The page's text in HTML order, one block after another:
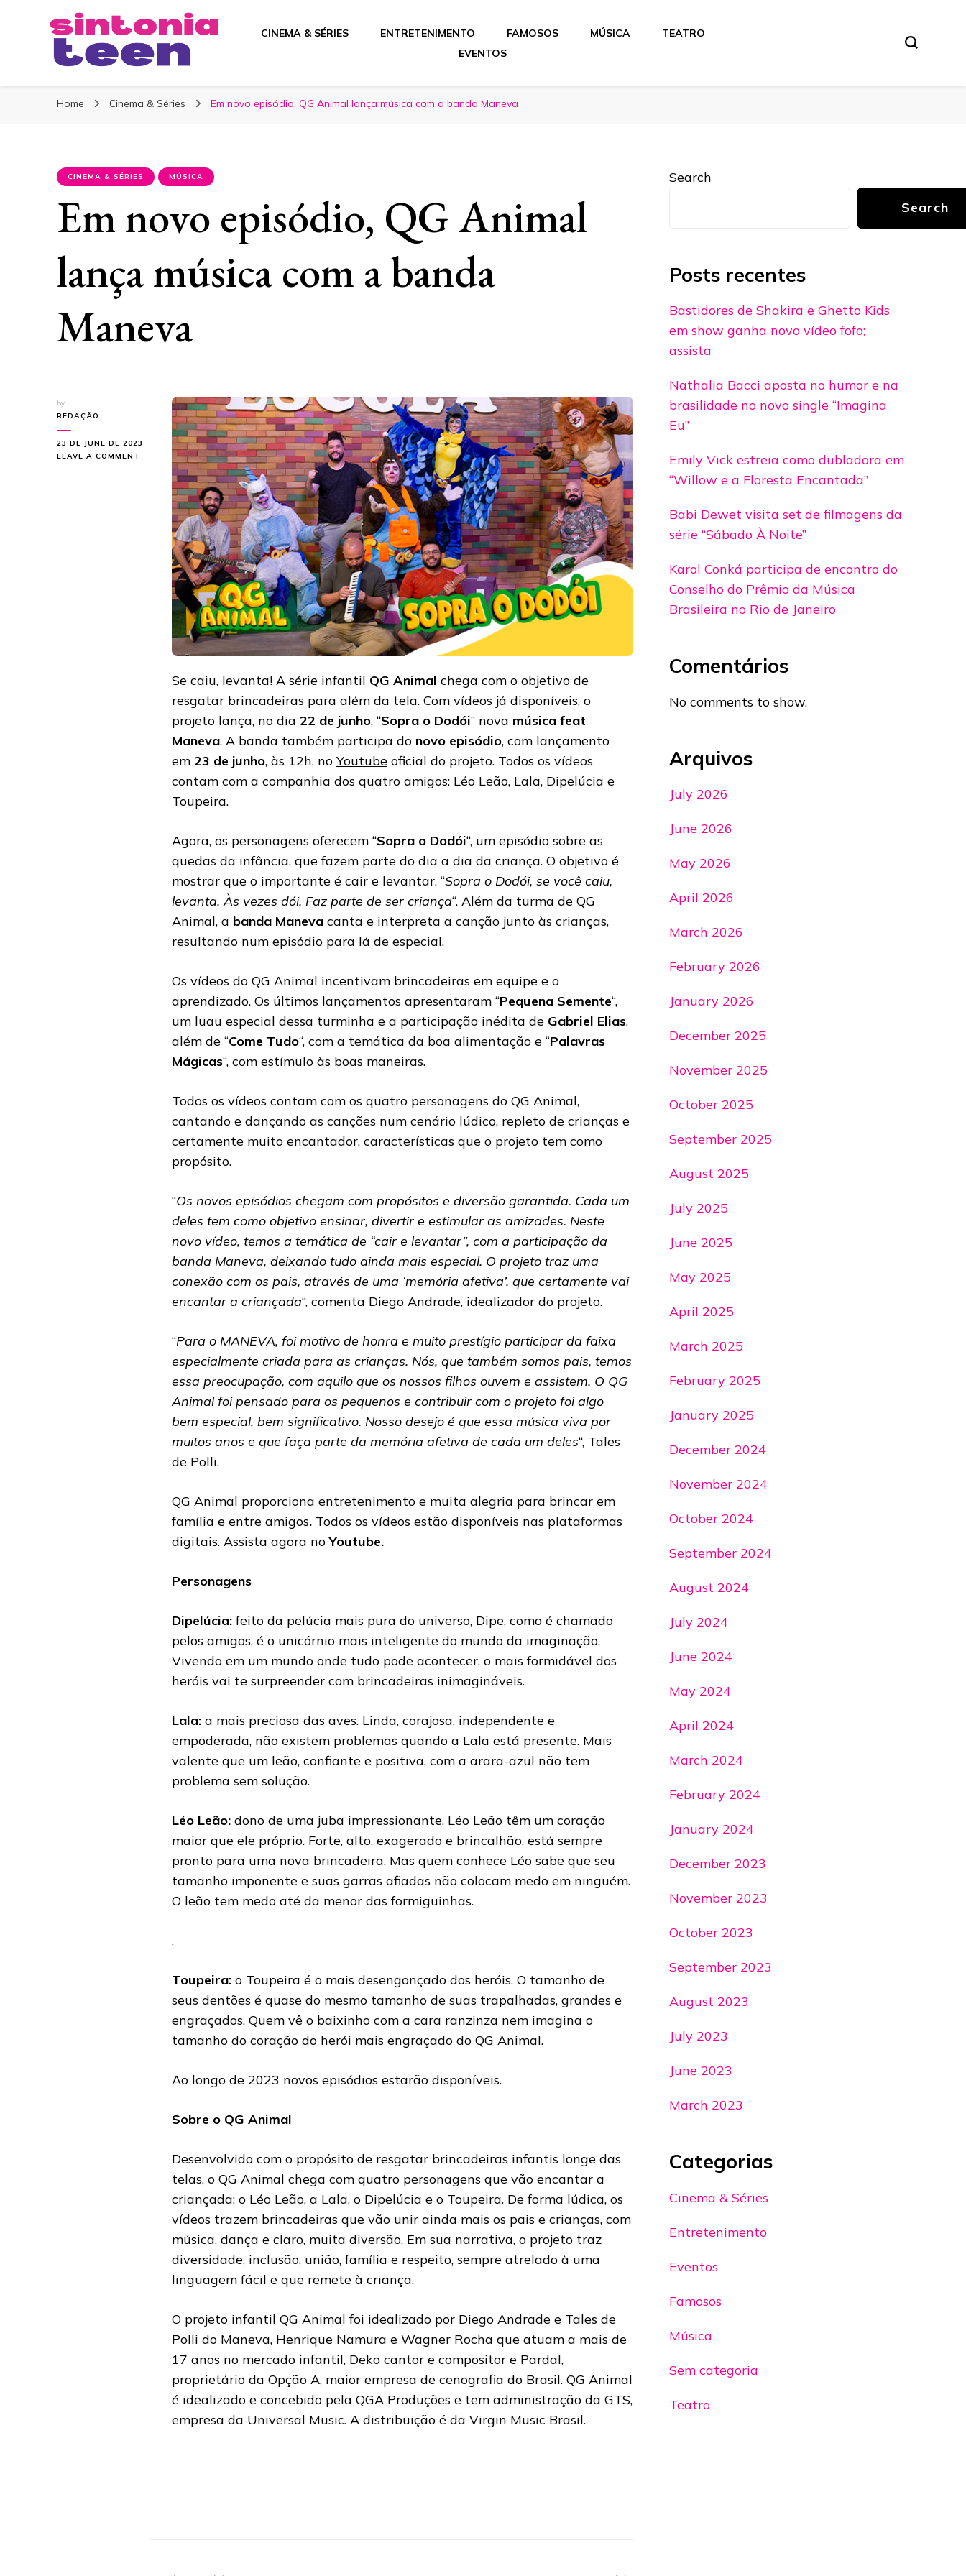
Sintonia Teen
CINEMA & SÉRIES ENTRETENIMENTO FAMOSOS MÚSICA
TEATRO
EVENTOS
Home Cinema & Séries Em novo episódio, QG Animal lança música com a banda Maneva
CINEMA & SÉRIES MÚSICA
Em novo episódio, QG Animal
lança música com a banda
Maneva
by
REDAÇÃO
23 DE JUNE DE 2023
LEAVE A COMMENT
EPISÓDIO,
ANIMAL
MÚSICA
MANEVA
Se caiu, levanta! A série infantil QG Animal chega com o objetivo de
resgatar brincadeiras para além da tela. Com vídeos já disponíveis, o
projeto lança, no dia 22 de junho, “Sopra o Dodói” nova música feat
Maneva. A banda também participa do novo episódio, com lançamento
em 23 de junho, às 12h, no Youtube oficial do projeto. Todos os vídeos
contam com a companhia dos quatro amigos: Léo Leão, Lala, Dipelúcia e
Toupeira.
Agora, os personagens oferecem “Sopra o Dodói“, um episódio sobre as
quedas da infância, que fazem parte do dia a dia da criança. O objetivo é
mostrar que o importante é cair e levantar. “Sopra o Dodói, se você caiu,
levanta. Às vezes dói. Faz parte de ser criança“. Além da turma de QG
Animal, a banda Maneva canta e interpreta a canção junto às crianças,
resultando num episódio para lá de especial.
Os vídeos do QG Animal incentivam brincadeiras em equipe e o
aprendizado. Os últimos lançamentos apresentaram “Pequena Semente“,
um luau especial dessa turminha e a participação inédita de Gabriel Elias,
além de “Come Tudo“, com a temática da boa alimentação e “Palavras
Mágicas“, com estímulo às boas maneiras.
Todos os vídeos contam com os quatro personagens do QG Animal,
cantando e dançando as canções num cenário lúdico, repleto de crianças e
certamente muito encantador, características que o projeto tem como
propósito.
“Os novos episódios chegam com propósitos e diversão garantida. Cada um
deles tem como objetivo ensinar, divertir e estimular as amizades. Neste
novo vídeo, temos a temática de “cair e levantar”, com a participação da
banda Maneva, deixando tudo ainda mais especial. O projeto traz uma
conexão com os pais, através de uma ‘memória afetiva’, que certamente vai
encantar a criançada“, comenta Diego Andrade, idealizador do projeto.
“Para o MANEVA, foi motivo de honra e muito prestígio participar da faixa
especialmente criada para as crianças. Nós, que também somos pais, temos
essa preocupação, com aquilo que os nossos filhos ouvem e assistem. O QG
Animal foi pensado para os pequenos e contribuir com o projeto foi algo
bem especial, bem significativo. Nosso desejo é que essa música viva por
muitos anos e que faça parte da memória afetiva de cada um deles“, Tales
de Polli.
QG Animal proporciona entretenimento e muita alegria para brincar em
família e entre amigos. Todos os vídeos estão disponíveis nas plataformas
digitais. Assista agora noYoutube.
Personagens
Dipelúcia:feito da pelúcia mais pura do universo, Dipe, como é chamado
pelos amigos, é o unicórnio mais inteligente do mundo da imaginação.
Vivendo em um mundo onde tudo pode acontecer, o mais formidável dos
heróis vai te surpreender com brincadeiras inimagináveis.
Lala: a mais preciosa das aves. Linda, corajosa, independente e
empoderada, não existem problemas quando a Lala está presente. Mais
valente que um leão, confiante e positiva, com a arara-azul não tem
problema sem solução.
Léo Leão: dono de uma juba impressionante, Léo Leão têm um coração
maior que ele próprio. Forte, alto, exagerado e brincalhão, está sempre
pronto para uma nova brincadeira. Mas quem conhece Léo sabe que seu
tamanho imponente e suas garras afiadas não colocam medo em ninguém.
O leão tem medo até da menor das formiguinhas.
.
Toupeira: o Toupeira é o mais desengonçado dos heróis. O tamanho de
seus dentões é quase do mesmo tamanho de suas trapalhadas, grandes e
engraçados. Quem vê o baixinho com a cara ranzinza nem imagina o
tamanho do coração do herói mais engraçado do QG Animal.
Ao longo de 2023 novos episódios estarão disponíveis.
Sobre o QG Animal
Desenvolvido com o propósito de resgatar brincadeiras infantis longe das
telas, o QG Animal chega com quatro personagens que vão encantar a
criançada: o Léo Leão, a Lala, o Dipelúcia e o Toupeira. De forma lúdica, os
vídeos trazem brincadeiras que vão unir ainda mais os pais e crianças, com
música, dança e claro, muita diversão. Em sua narrativa, o projeto traz
diversidade, inclusão, união, família e respeito, sempre atrelado à uma
linguagem fácil e que remete à criança.
O projeto infantil QG Animal foi idealizado por Diego Andrade e Tales de
Polli do Maneva, Henrique Namura e Wagner Rocha que atuam a mais de
17 anos no mercado infantil, Deko cantor e compositor e Pardal,
proprietário da Opção A, maior empresa de cenografia do Brasil. QG Animal
é idealizado e concebido pela QGA Produções e tem administração da GTS,
empresa da Universal Music. A distribuição é da Virgin Music Brasil.
Search
Search
Posts recentes
Bastidores de Shakira e Ghetto Kids
em show ganha novo vídeo fofo;
assista
Nathalia Bacci aposta no humor e na
brasilidade no novo single “Imagina
Eu”
Emily Vick estreia como dubladora em
“Willow e a Floresta Encantada”
Babi Dewet visita set de filmagens da
série “Sábado À Noite”
Karol Conká participa de encontro do
Conselho do Prêmio da Música
Brasileira no Rio de Janeiro
Comentários
No comments to show.
Arquivos
July 2026
June 2026
May 2026
April 2026
March 2026
February 2026
January 2026
December 2025
November 2025
October 2025
September 2025
August 2025
July 2025
June 2025
May 2025
April 2025
March 2025
February 2025
January 2025
December 2024
November 2024
October 2024
September 2024
August 2024
July 2024
June 2024
May 2024
April 2024
March 2024
February 2024
January 2024
December 2023
November 2023
October 2023
September 2023
August 2023
July 2023
June 2023
March 2023
Categorias
Cinema & Séries
Entretenimento
Eventos
Famosos
Música
Sem categoria
Teatro